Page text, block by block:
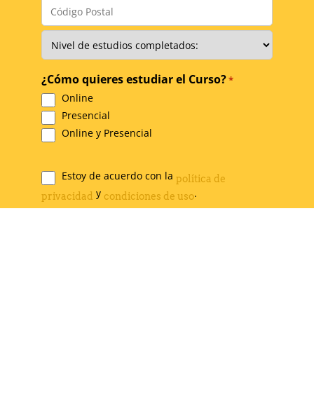
Código
Postal
*
Nivel
de
Estudios
*
¿Cómo quieres estudiar el Curso?*
Online
Presencial
Online y Presencial
Legal
*
Estoy de acuerdo con la política de
privacidad y condiciones de uso.